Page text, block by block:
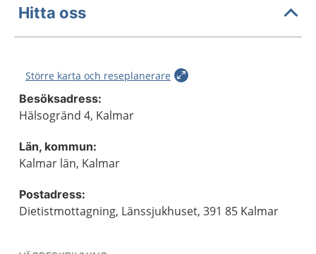
Hitta oss
Större karta och reseplanerare
Besöksadress:
Hälsogränd 4, Kalmar
Län, kommun:
Kalmar län, Kalmar
Postadress:
Dietistmottagning, Länssjukhuset, 391 85 Kalmar